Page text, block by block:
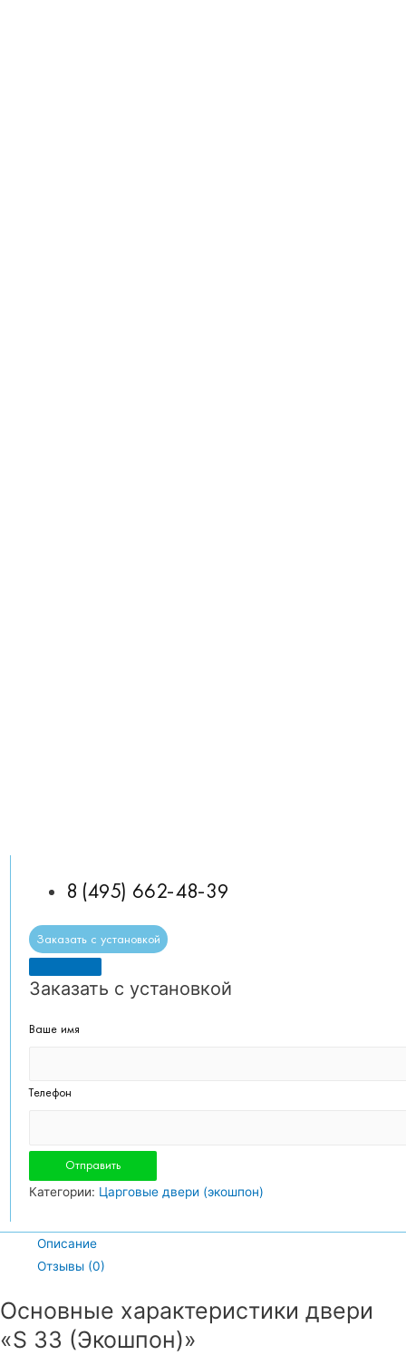
8 (495) 662-48-39
Заказать с установкой
Заказать с установкой
Ваше имя
Телефон
Категории: Царговые двери (экошпон)
Описание
Отзывы (0)
Основные характеристики двери
«S 33 (Экошпон)»